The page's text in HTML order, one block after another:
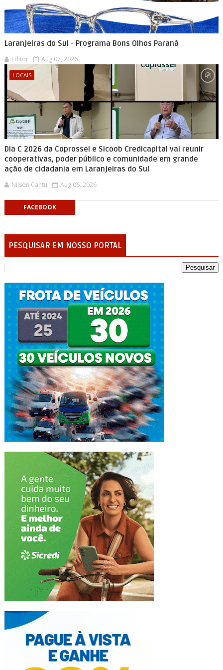
Laranjeiras do Sul - Programa Bons Olhos Paraná
Editor Aug 07, 2026
LOCAIS
Dia C 2026 da Coprossel e Sicoob Credicapital vai reunir
cooperativas, poder público e comunidade em grande
ação de cidadania em Laranjeiras do Sul
Nilson Cantu Aug 06, 2026
FACEBOOK
PESQUISAR EM NOSSO PORTAL